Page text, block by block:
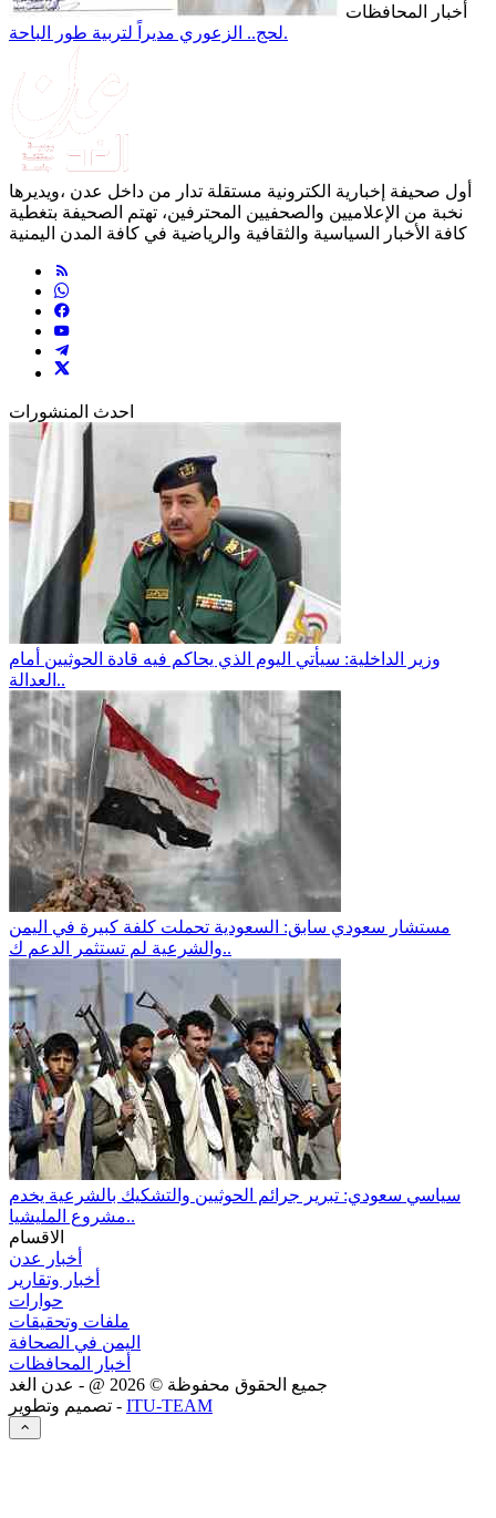
أخبار المحافظات
لحج.. الزعوري مديراً لتربية طور الباحة.
أول صحيفة إخبارية الكترونية مستقلة تدار من داخل عدن ،ويديرها
نخبة من الإعلاميين والصحفيين المحترفين، تهتم الصحيفة بتغطية
كافة الأخبار السياسية والثقافية والرياضية في كافة المدن اليمنية
احدث المنشورات
وزير الداخلية: سيأتي اليوم الذي يحاكم فيه قادة الحوثيين أمام
العدالة..
مستشار سعودي سابق: السعودية تحملت كلفة كبيرة في اليمن
والشرعية لم تستثمر الدعم ك..
سياسي سعودي: تبرير جرائم الحوثيين والتشكيك بالشرعية يخدم
مشروع المليشيا..
الاقسام
أخبار عدن
أخبار وتقارير
حوارات
ملفات وتحقيقات
اليمن في الصحافة
أخبار المحافظات
جميع الحقوق محفوظة © 2026 @ - عدن الغد
تصميم وتطوير - ITU-TEAM